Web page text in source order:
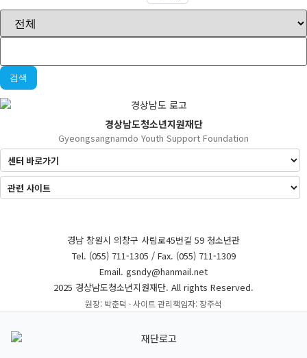
검색
경상남도청소년지원재단
Gyeongsangnamdo Youth Support Foundation
경남 창원시 의창구 사림로45번길 59 청소년관
Tel. (055) 711-1305 / Fax. (055) 711-1309
Email. gsndy@hanmail.net
2025 경상남도청소년지원재단. All rights Reserved.
원장: 박춘덕 · 사이트 관리책임자: 장주석